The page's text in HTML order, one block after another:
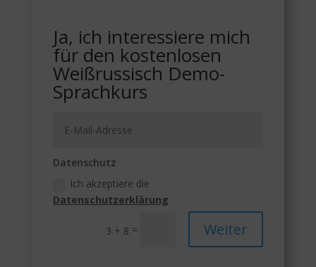
Ja, ich interessiere mich
für den kostenlosen
Weißrussisch Demo-
Sprachkurs
Datenschutz
Ich akzeptiere die
Datenschutzerklärung
3 + 8 = Weiter